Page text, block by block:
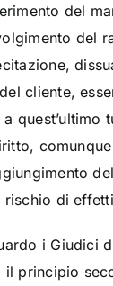
del
del
cliente,
quest’ultimo
di
i Giudici
il principio